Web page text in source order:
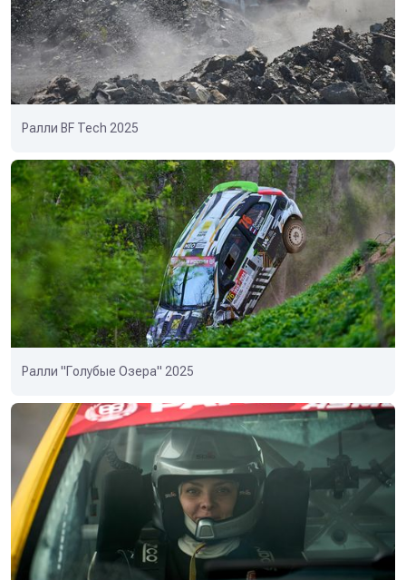
Ралли BF Tech 2025
Ралли "Голубые Озера" 2025